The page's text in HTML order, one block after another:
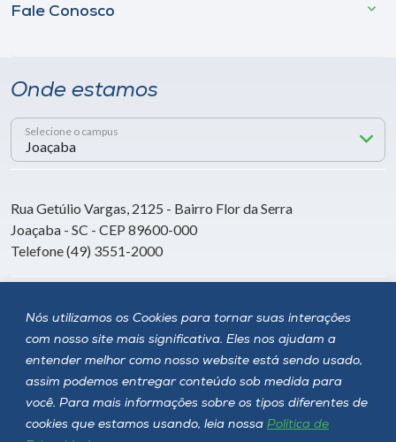
Nós utilizamos os Cookies para tornar suas interações
com nosso site mais significativa. Eles nos ajudam a
entender melhor como nosso website está sendo usado,
assim podemos entregar conteúdo sob medida para
você. Para mais informações sobre os tipos diferentes de
cookies que estamos usando, leia nossa Política de
Fale Conosco
Onde estamos
Selecione o campus
Rua Getúlio Vargas, 2125 - Bairro Flor da Serra
Joaçaba - SC - CEP 89600-000
Telefone (49) 3551-2000
Siga a Unoesc